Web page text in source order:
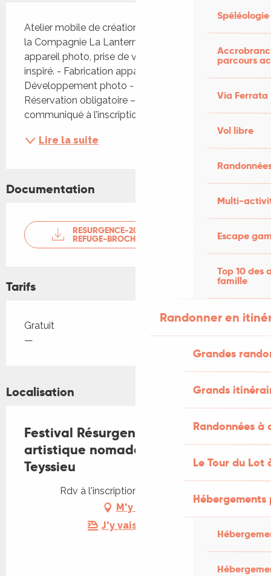
Spéléologie
parcours
Via Ferrata
Vol libre
Multi-
Escape
Top 10 des
famille
Randonner en
Grandes
Grands
Randonnées
Le Tour du Lot
Atelier mobile de création photographique avec
la Compagnie La Lanterne : fabrication d’un
appareil photo, prise de vue et écriture d’un récit
inspiré. - Fabrication appareil photo -
Développement photo - Écriture de récit
Réservation obligatoire – lieu de RDV
communiqué à l’inscription À partir de...
Lire la suite
Documentation
RESURGENCE-2025-ETERNEL-
REFUGE-BROCHURE-DU-FEST...
Tarifs
Tarifs 2026
Gratuit
—
Localisation
Festival Résurgence IX - Distillerie
artistique nomade – Atelier à
Teyssieu
Rdv à l'inscription, 46190 Teyssieu
M'y rendre
J'y vais en train !